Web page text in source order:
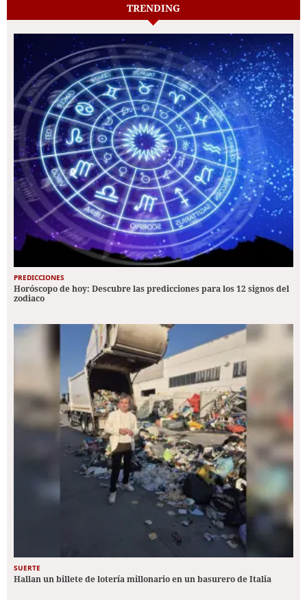
TRENDING
PREDICCIONES
Horóscopo de hoy: Descubre las predicciones para los 12 signos del
zodiaco
SUERTE
Hallan un billete de lotería millonario en un basurero de Italia